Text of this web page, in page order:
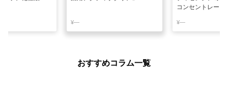
¥―
コンセントレート
¥―
おすすめコラム一覧